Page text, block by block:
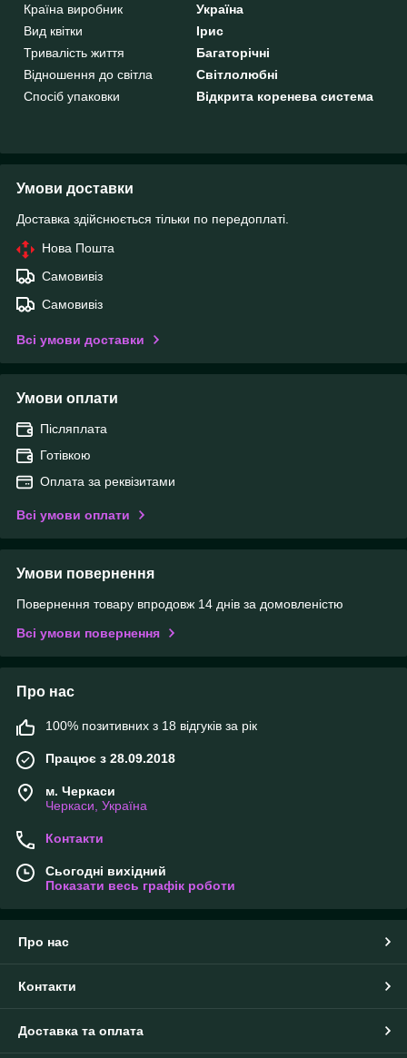
Країна виробник
Україна
Вид квітки
Ірис
Тривалість життя
Багаторічні
Відношення до світла
Світлолюбні
Спосіб упаковки
Відкрита коренева система
Умови доставки
Доставка здійснюється тільки по передоплаті.
Нова Пошта
Самовивіз
Самовивіз
Всі умови доставки
Умови оплати
Післяплата
Готівкою
Оплата за реквізитами
Всі умови оплати
Умови повернення
Повернення товару впродовж 14 днів за домовленістю
Всі умови повернення
Про нас
100% позитивних з 18 відгуків за рік
Працює з 28.09.2018
м. Черкаси
Черкаси, Україна
Контакти
Сьогодні вихідний
Показати весь графік роботи
Про нас
Контакти
Доставка та оплата